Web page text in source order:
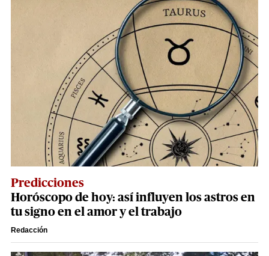
Predicciones
Horóscopo de hoy: así influyen los astros en
tu signo en el amor y el trabajo
Redacción